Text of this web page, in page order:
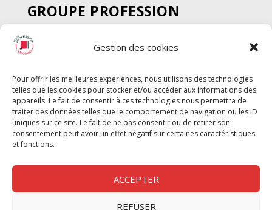
Gestion des cookies
Pour offrir les meilleures expériences, nous utilisons des technologies
telles que les cookies pour stocker et/ou accéder aux informations des
appareils. Le fait de consentir à ces technologies nous permettra de
traiter des données telles que le comportement de navigation ou les ID
uniques sur ce site. Le fait de ne pas consentir ou de retirer son
consentement peut avoir un effet négatif sur certaines caractéristiques
et fonctions.
ACCEPTER
REFUSER
GROUPE PROFESSION
SPECTACLE
Chèque Intermittents
Chèque Compta
Chèque Emploi Spectacle
G-Pods
Profession Audio-visuel